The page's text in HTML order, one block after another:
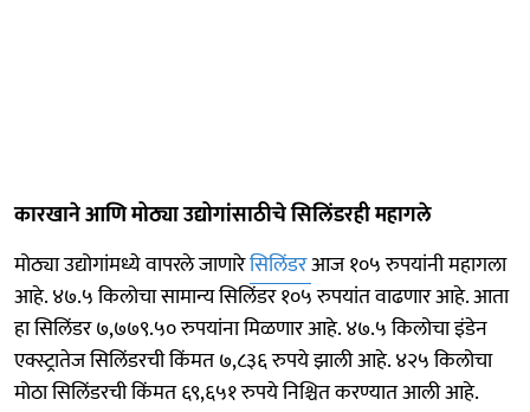
कारखाने आणि मोठ्या उद्योगांसाठीचे सिलिंडरही महागले
मोठ्या उद्योगांमध्ये वापरले जाणारेसिलिंडरआज १०५ रुपयांनी महागला
आहे. ४७.५ किलोचा सामान्य सिलिंडर १०५ रुपयांत वाढणार आहे. आता
हा सिलिंडर ७,७७९.५० रुपयांना मिळणार आहे. ४७.५ किलोचा इंडेन
एक्स्ट्रातेज सिलिंडरची किंमत ७,८३६ रुपये झाली आहे. ४२५ किलोचा
मोठा सिलिंडरची किंमत ६९,६५१ रुपये निश्चित करण्यात आली आहे.